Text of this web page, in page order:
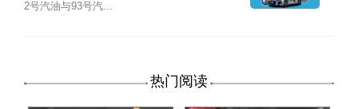
2号汽油与93号汽...
热门阅读